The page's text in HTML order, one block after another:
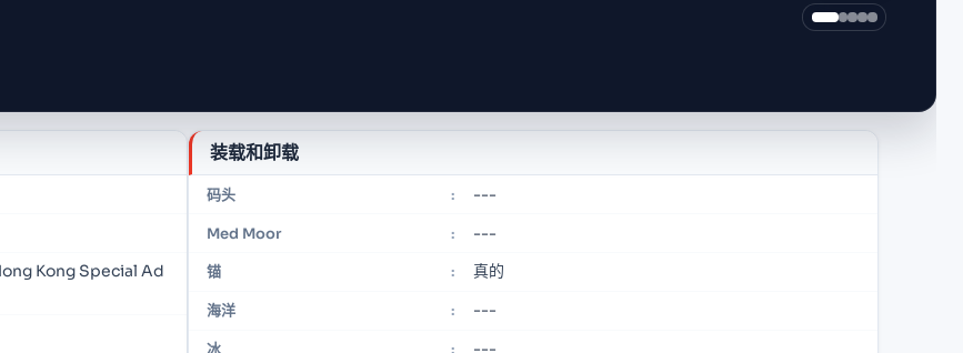
Kong Special Ad
装载和卸载
码头 : ---
Med Moor : ---
锚 : 真的
海洋 : ---
冰 : ---